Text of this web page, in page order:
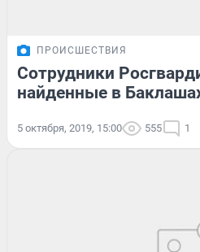
ПРОИСШЕСТВИЯ
Сотрудники
найденные в
5 октября, 2019, 15:00 555 1